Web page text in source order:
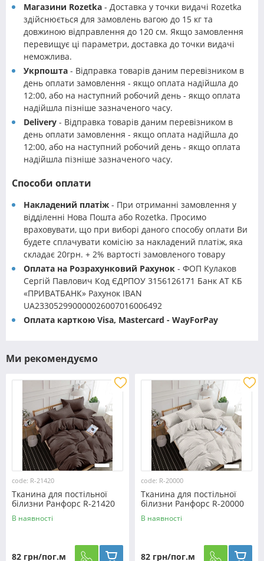
Магазини Rozetka - Доставка у точки видачі Rozetka
здійснюється для замовлень вагою до 15 кг та
довжиною відправлення до 120 см. Якщо замовлення
перевищує ці параметри, доставка до точки видачі
неможлива.
Укрпошта - Відправка товарів даним перевізником в
день оплати замовлення - якщо оплата надійшла до
12:00, або на наступний робочий день - якщо оплата
надійшла пізніше зазначеного часу.
Delivery - Відправка товарів даним перевізником в
день оплати замовлення - якщо оплата надійшла до
12:00, або на наступний робочий день - якщо оплата
надійшла пізніше зазначеного часу.
Способи оплати
Накладений платіж - При отриманні замовлення у
відділенні Нова Пошта або Rozetka. Просимо
враховувати, що при виборі даного способу оплати Ви
будете сплачувати комісію за накладений платіж, яка
складає 20грн. + 2% вартості замовленого товару
Оплата на Розрахунковий Рахунок - ФОП Кулаков
Сергій Павлович Код ЄДРПОУ 3156126171 Банк АТ КБ
«ПРИВАТБАНК» Рахунок IBAN
UA233052990000026007016006492
Оплата карткою Visa, Mastercard - WayForPay
Ми рекомендуємо
code: R-21420
Тканина для постільної
білизни Ранфорс R-21420
(60м)
В наявності
82 грн/пог.м
code: R-20000
Тканина для постільної
білизни Ранфорс R-20000
(60м)
В наявності
82 грн/пог.м